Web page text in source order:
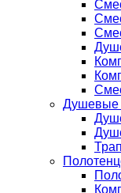
Душевые